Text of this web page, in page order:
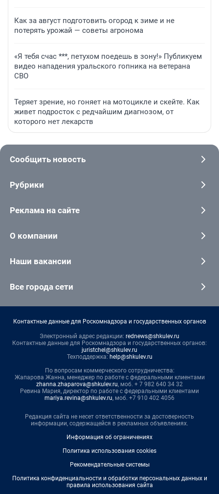
Как за август подготовить огород к зиме и не
потерять урожай — советы агронома
«Я тебя счас ***, петухом поедешь в зону!» Публикуем
видео нападения уральского гопника на ветерана
СВО
Теряет зрение, но гоняет на мотоцикле и скейте. Как
живет подросток с редчайшим диагнозом, от
которого нет лекарств
Сообщить новость
Рубрики
Реклама на сайте
О компании
Наши вакансии
Все города сети
Контактные данные для Роскомнадзора и государственных органов
Электронный адрес редакции: rednews@shkulev.ru
Контактные данные для Роскомнадзора и государственных органов:
juristchel@shkulev.ru
Техподдержка: help@shkulev.ru
По вопросам коммерческого сотрудничества:
Жапарова Жанна, менеджер по работе с федеральными клиентами
zhanna.zhaparova@shkulev.ru, моб. + 7 982 640 34 32
Ревина Мария, директор по работе с федеральными клиентами
mariya.revina@shkulev.ru, моб. +7 910 402 4056
Редакция сайта не несет ответственности за достоверность
информации, содержащейся в рекламных объявлениях.
Информация об ограничениях
Политика использования cookies
Рекомендательные системы
Политика конфиденциальности и обработки персональных данных и
правила использования сайта